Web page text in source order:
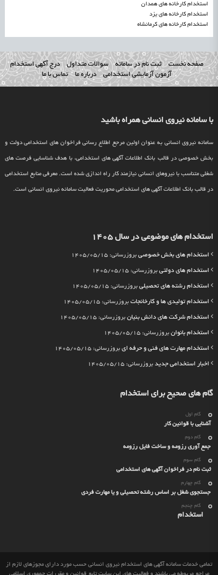
استخدام کارخانه های همدان
استخدام کارخانه های یزد
استخدام کارخانه های کرمانشاه
صفحه نخست ثبت نام در سامانه سوالات متداول
درج آگهی استخدام
آزمون آزمایشی استخدامی
درباره ما تماس با ما
با سامانه نیروی انسانی همراه باشید
سامانه نیروی انسانی به عنوان اولین مرجع اطلاع رسانی فراخوان های استخدامی دولت و
بخش خصوصی در قالب بانک اطلاعات آگهی های استخدامی، با هدف شناسایی فرصت های
شغلی متناسب با نیروهای انسانی نیازمند کار راه اندازی شده است. معرفی منابع استخدامی
در قالب بانک اطلاعات آگهی های استخدامی محوریت فعالیت سامانه نیروی انسانی است.
استخدام های موضوعی در سال 1405
استخدام های بخش خصوصی بروزرسانی: 1405/05/15
استخدام های دولتی بروزرسانی: 1405/05/15
استخدام رشته های تحصیلی بروزرسانی: 1405/05/15
استخدام تولیدی ها و کارخانجات بروزرسانی: 1405/05/15
استخدام شرکت های دانش بنیان بروزرسانی: 1405/05/15
استخدام بانوان بروزرسانی: 1405/05/15
استخدام مهارت های فنی و حرفه ای بروزرسانی: 1405/05/15
اخبار استخدامی جدید بروزرسانی: 1405/05/15
گام های صحیح برای استخدام
گام اول
آشنایی با قوانین کار
گام دوم
جمع آوری رزومه و ساخت فایل رزومه
گام سوم
ثبت نام در فراخوان آگهی های استخدامی
گام چهارم
جستجوی شغل بر اساس رشته تحصیلی و یا مهارت فردی
گام چنجم
استخدام
تمامی خدمات سامانه آگهی های استخدام نیروی انسانی حسب مورد دارای مجوزهای لازم از